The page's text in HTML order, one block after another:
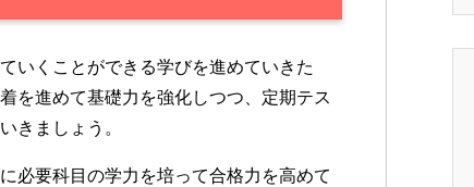
いくことができる学びを進めていきた
を進めて基礎力を強化しつつ、定期テス
きましょう。
必要科目の学力を培って合格力を高めて